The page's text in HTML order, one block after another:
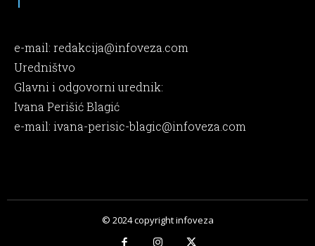
e-mail: redakcija@infoveza.com
Uredništvo
Glavni i odgovorni urednik:
Ivana Perišić Blagić
e-mail: ivana-perisic-blagic@infoveza.com
© 2024 copyright infoveza